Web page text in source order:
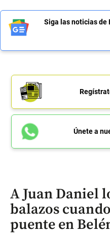
Siga las noticias de
Únete a
A Juan Daniel
balazos
puente en